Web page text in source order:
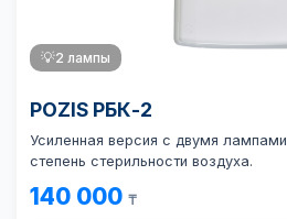
💡2 лампы
POZIS РБК-2
Усиленная версия с двумя
степень стерильности воздуха.
140 000 ₸